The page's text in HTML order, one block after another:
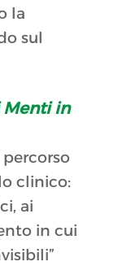
la
sul
Menti in
clinico:
ai
in cui